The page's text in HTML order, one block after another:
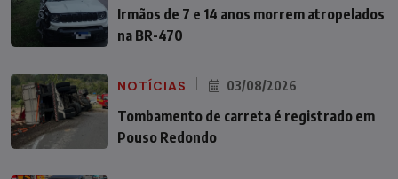
Irmãos de 7 e 14 anos morrem atropelados
na BR-470
NOTÍCIAS 03/08/2026
Tombamento de carreta é registrado em
Pouso Redondo